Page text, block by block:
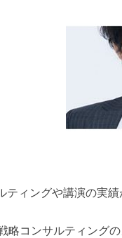
ティングや講演の実
略コンサルティング